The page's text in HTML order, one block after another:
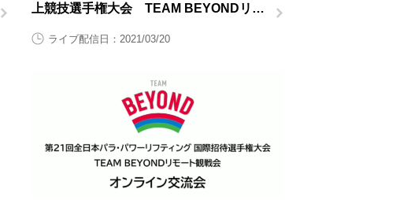
上競技選手権大会 TEAM BEYONDリモ
ライブ配信日：2021/03/20